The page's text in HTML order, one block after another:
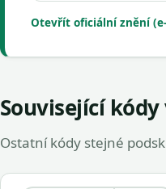
Otevřít oficiální znění
Související
Ostatní kódy stejné